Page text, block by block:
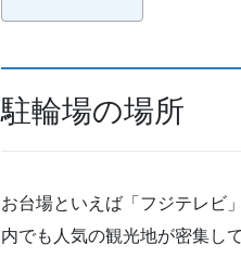
駐輪場の場所
お台場といえば「フジテレビ
内でも人気の観光地が密集し